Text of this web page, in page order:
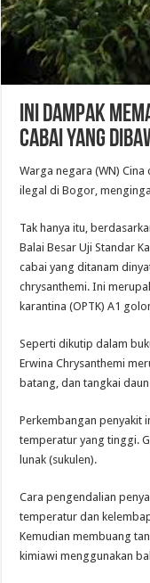
Ini Dampak
Cabai yang
Warga negara (WN)
ilegal di Bogor,
Tak hanya itu,
Balai Besar Uji Standar
cabai yang ditanam
chrysanthemi. Ini
karantina (OPTK) A1
Seperti dikutip dalam
Erwina Chrysanthemi
batang, dan tangkai
Perkembangan penyakit
temperatur yang tinggi.
lunak (sukulen).
Cara pengendalian
temperatur dan
Kemudian membuang
kimiawi menggunakan